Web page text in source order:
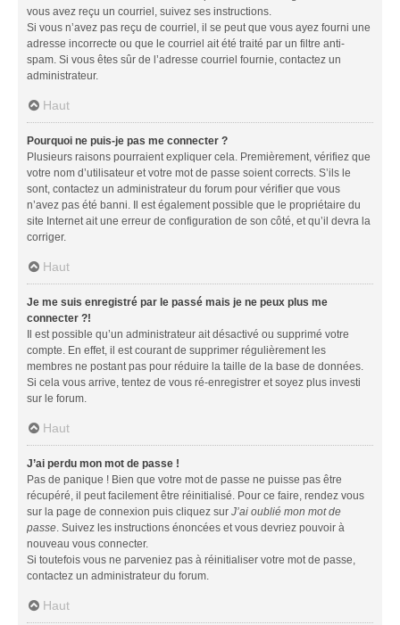
vous avez reçu un courriel, suivez ses instructions.
Si vous n’avez pas reçu de courriel, il se peut que vous ayez fourni une
adresse incorrecte ou que le courriel ait été traité par un filtre anti-
spam. Si vous êtes sûr de l’adresse courriel fournie, contactez un
administrateur.
Haut
Pourquoi ne puis-je pas me connecter ?
Plusieurs raisons pourraient expliquer cela. Premièrement, vérifiez que
votre nom d’utilisateur et votre mot de passe soient corrects. S’ils le
sont, contactez un administrateur du forum pour vérifier que vous
n’avez pas été banni. Il est également possible que le propriétaire du
site Internet ait une erreur de configuration de son côté, et qu’il devra la
corriger.
Haut
Je me suis enregistré par le passé mais je ne peux plus me
connecter ?!
Il est possible qu’un administrateur ait désactivé ou supprimé votre
compte. En effet, il est courant de supprimer régulièrement les
membres ne postant pas pour réduire la taille de la base de données.
Si cela vous arrive, tentez de vous ré-enregistrer et soyez plus investi
sur le forum.
Haut
J’ai perdu mon mot de passe !
Pas de panique ! Bien que votre mot de passe ne puisse pas être
récupéré, il peut facilement être réinitialisé. Pour ce faire, rendez vous
sur la page de connexion puis cliquez sur J’ai oublié mon mot de
passe. Suivez les instructions énoncées et vous devriez pouvoir à
nouveau vous connecter.
Si toutefois vous ne parveniez pas à réinitialiser votre mot de passe,
contactez un administrateur du forum.
Haut